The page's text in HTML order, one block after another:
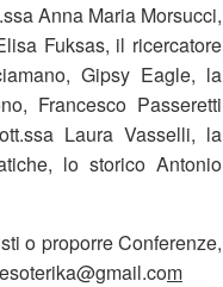
Anna Maria Morsucci,
Fuksas, il ricercatore
Gipsy Eagle, la
Francesco Passeretti
Laura Vasselli, la
lo storico Antonio
o proporre Conferenze,
m